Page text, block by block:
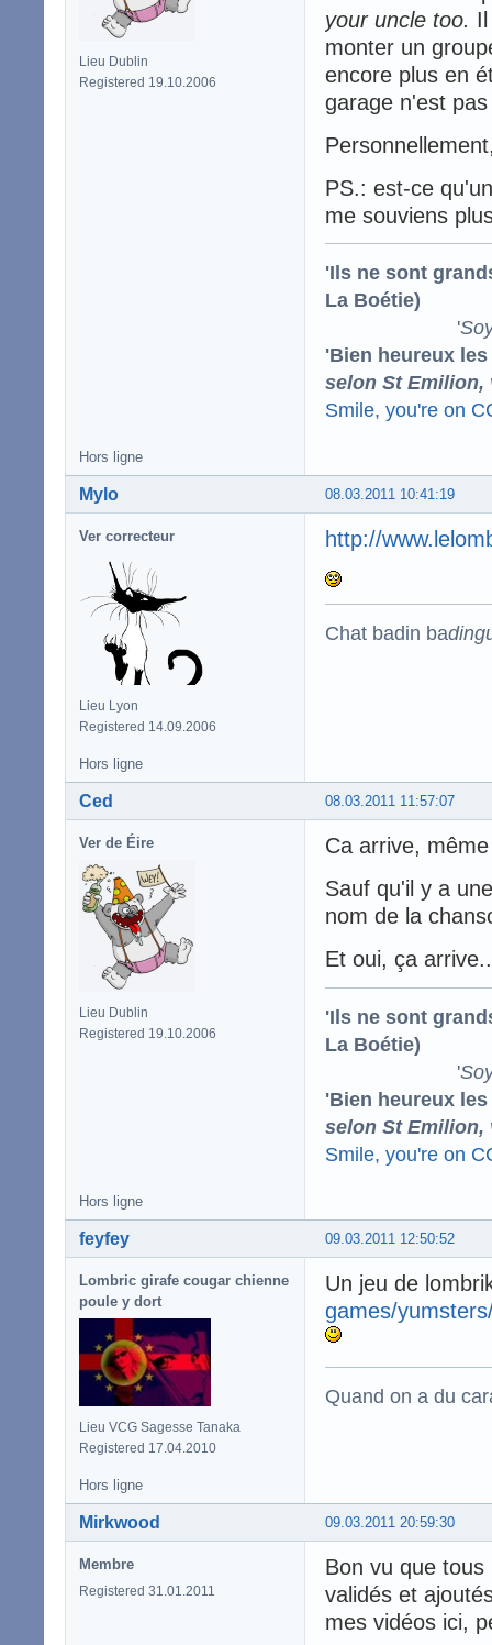
Lieu Dublin
Registered 19.10.2006
your uncle too.
monter un
encore plus en
garage n'est
PS.: est-ce
me souviens
'Ils ne sont
La Boétie)
'
'Bien heureux
selon St Emilion,
Smile, you're on
Hors ligne
08.03.2011 10:41:19
Mylo
Ver correcteur
Lieu Lyon
Registered 14.09.2006
http://
Chat badin ba
Hors ligne
08.03.2011 11:57:07
Ced
Ver de Éire
Lieu Dublin
Registered 19.10.2006
Ca arrive,
Sauf qu'il y a
nom de la
Et oui, ça
'Ils ne sont
La Boétie)
'
'Bien heureux
selon St Emilion,
Smile, you're on
Hors ligne
09.03.2011 12:50:52
feyfey
Lombric girafe cougar chienne
poule y dort
Lieu VCG Sagesse Tanaka
Registered 17.04.2010
Un jeu de
games/
Quand on a du
Hors ligne
09.03.2011 20:59:30
Mirkwood
Membre
Registered 31.01.2011
Bon vu que
validés et
mes vidéos ici,